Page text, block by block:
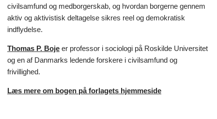
civilsamfund og medborgerskab, og hvordan borgerne gennem
aktiv og aktivistisk deltagelse sikres reel og demokratisk
indflydelse.
Thomas P. Boje er professor i sociologi på Roskilde Universitet
og en af Danmarks ledende forskere i civilsamfund og
frivillighed.
Læs mere om bogen på forlagets hjemmeside